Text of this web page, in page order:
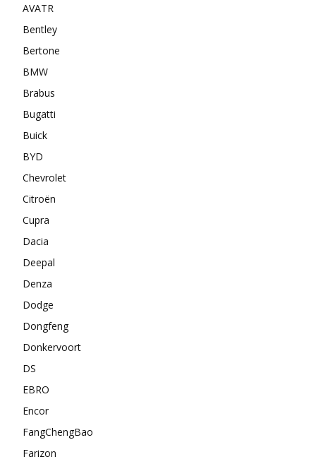
AVATR
Bentley
Bertone
BMW
Brabus
Bugatti
Buick
BYD
Chevrolet
Citroën
Cupra
Dacia
Deepal
Denza
Dodge
Dongfeng
Donkervoort
DS
EBRO
Encor
FangChengBao
Farizon